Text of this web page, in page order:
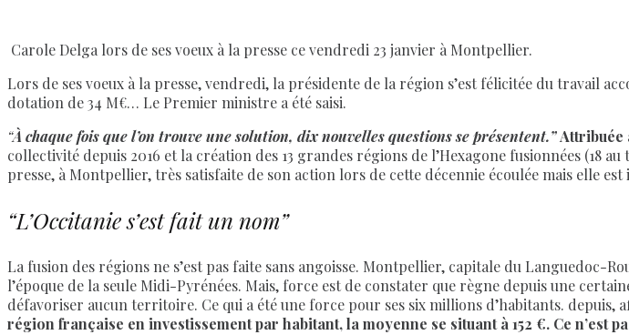
Carole Delga lors de ses voeux à la presse ce vendredi 23 janvier à Montpellier.
Lors de ses voeux à la presse, vendredi, la présidente de la région s’est félicitée du travail
dotation de 34 M€… Le Premier ministre a été saisi.
“À chaque fois que l’on trouve une solution, dix nouvelles questions se présentent.”Attribuée
collectivité depuis 2016 et la création des 13 grandes régions de l’Hexagone fusionnées (18
presse, à Montpellier, très satisfaite de son action lors de cette décennie écoulée mais elle
“L’Occitanie s’est fait un nom”
La fusion des régions ne s’est pas faite sans angoisse. Montpellier, capitale du Languedoc-
l’époque de la seule Midi-Pyrénées. Mais, force est de constater que règne depuis une
défavoriser aucun territoire. Ce qui a été une force pour ses six millions d’habitants. depuis,
région française en investissement par habitant, la moyenne se situant à 152 €. Ce n’est